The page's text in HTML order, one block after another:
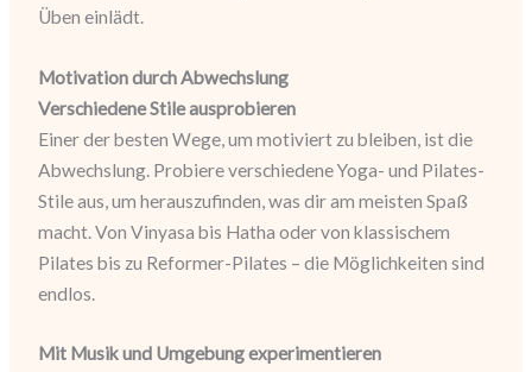
Üben einlädt.
Motivation durch Abwechslung
Verschiedene Stile ausprobieren
Einer der besten Wege, um motiviert zu bleiben, ist die
Abwechslung. Probiere verschiedene Yoga- und Pilates-
Stile aus, um herauszufinden, was dir am meisten Spaß
macht. Von Vinyasa bis Hatha oder von klassischem
Pilates bis zu Reformer-Pilates – die Möglichkeiten sind
endlos.
Mit Musik und Umgebung experimentieren